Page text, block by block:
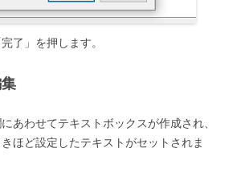
了」を押します。
あわせてテキストボックスが作成され、
ほど設定したテキストがセットされま